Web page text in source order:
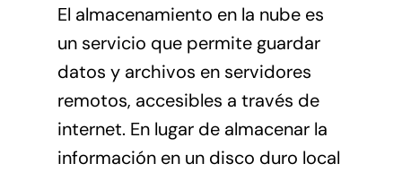
El almacenamiento en la nube es
un servicio que permite guardar
datos y archivos en servidores
remotos, accesibles a través de
internet. En lugar de almacenar la
información en un disco duro local